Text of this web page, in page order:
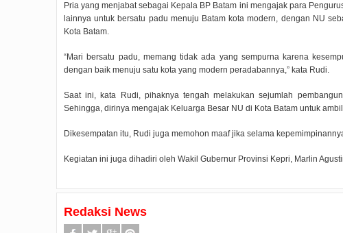
Pria yang menjabat sebagai Kepala BP Batam ini mengajak para
lainnya untuk bersatu padu menuju Batam kota modern, dengan NU
Kota Batam.
“Mari bersatu padu, memang tidak ada yang sempurna karena
dengan baik menuju satu kota yang modern peradabannya,” kata Rudi.
Saat ini, kata Rudi, pihaknya tengah melakukan sejumlah
Sehingga, dirinya mengajak Keluarga Besar NU di Kota Batam untuk
Dikesempatan itu, Rudi juga memohon maaf jika selama
Kegiatan ini juga dihadiri oleh Wakil Gubernur Provinsi Kepri, Marlin
Redaksi News
Pembangunan Batam
2019/07/160 Comments 2019/06/